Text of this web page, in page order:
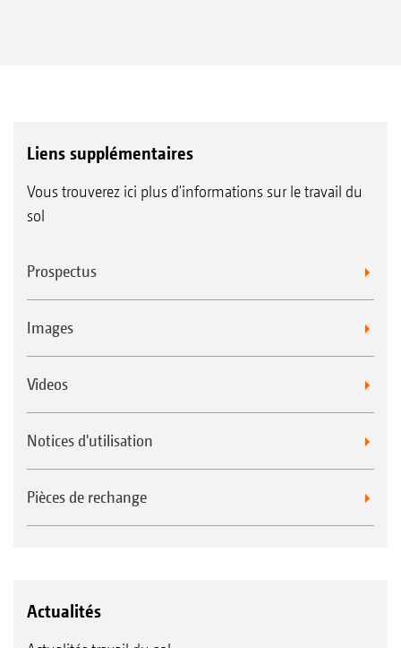
Liens supplémentaires
Vous trouverez ici plus d'informations sur le travail du
sol
Prospectus
Images
Videos
Notices d'utilisation
Pièces de rechange
Actualités